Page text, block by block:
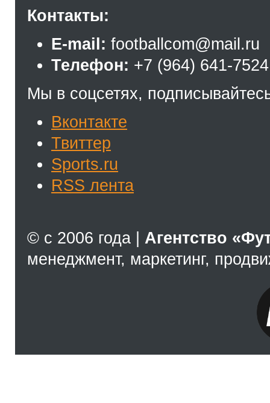
Контакты:
E-mail: footballcom@mail.ru
Телефон: +7 (964) 641-7524
Мы в соцсетях,
Вконтакте
Твиттер
Sports.ru
RSS лента
© с 2006 года | Агентство
менеджмент, маркетинг,